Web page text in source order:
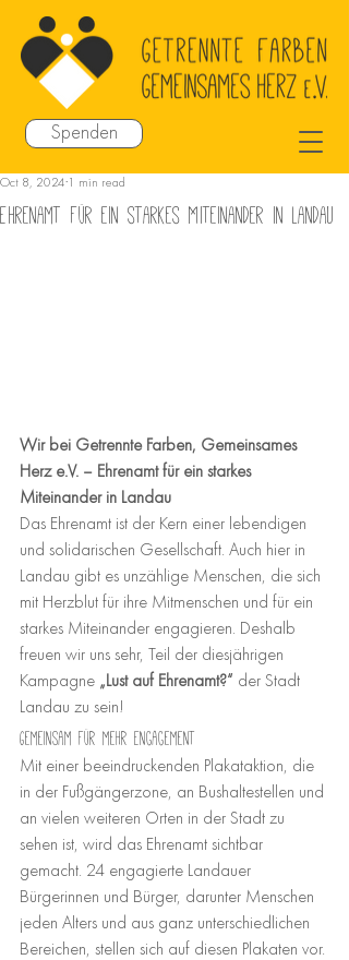
Spenden
Ehrenamt für ein starkes Miteinander in Landau
Oct 8, 2024 1 min read
Wir bei Getrennte Farben, Gemeinsames
Herz e.V. – Ehrenamt für ein starkes
Miteinander in Landau
Das Ehrenamt ist der Kern einer lebendigen
und solidarischen Gesellschaft. Auch hier in
Landau gibt es unzählige Menschen, die sich
mit Herzblut für ihre Mitmenschen und für ein
starkes Miteinander engagieren. Deshalb
freuen wir uns sehr, Teil der diesjährigen
Kampagne „Lust auf Ehrenamt?“ der Stadt
Landau zu sein!
Gemeinsam für mehr Engagement
Mit einer beeindruckenden Plakataktion, die
in der Fußgängerzone, an Bushaltestellen und
an vielen weiteren Orten in der Stadt zu
sehen ist, wird das Ehrenamt sichtbar
gemacht. 24 engagierte Landauer
Bürgerinnen und Bürger, darunter Menschen
jeden Alters und aus ganz unterschiedlichen
Bereichen, stellen sich auf diesen Plakaten vor.